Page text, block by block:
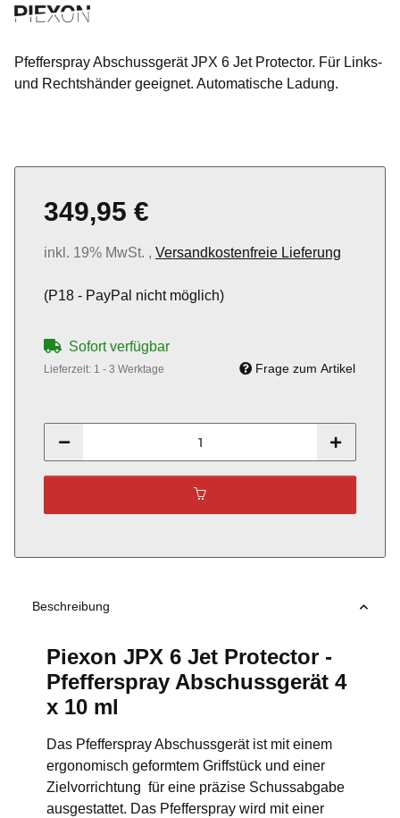
Pfefferspray Abschussgerät JPX 6 Jet Protector. Für Links-
und Rechtshänder geeignet. Automatische Ladung.
349,95 €
inkl. 19% MwSt. , Versandkostenfreie Lieferung
(P18 - PayPal nicht möglich)
Sofort verfügbar
Lieferzeit: 1 - 3 Werktage Frage zum Artikel
Beschreibung
Piexon JPX 6 Jet Protector -
Pfefferspray Abschussgerät 4
x 10 ml
Das Pfefferspray Abschussgerät ist mit einem
ergonomisch geformtem Griffstück und einer
Zielvorrichtung für eine präzise Schussabgabe
ausgestattet. Das Pfefferspray wird mit einer